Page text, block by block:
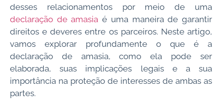
desses relacionamentos por meio de uma
declaração de amasia é uma maneira de garantir
direitos e deveres entre os parceiros. Neste artigo,
vamos explorar profundamente o que é a
declaração de amasia, como ela pode ser
elaborada, suas implicações legais e a sua
importância na proteção de interesses de ambas as
partes.